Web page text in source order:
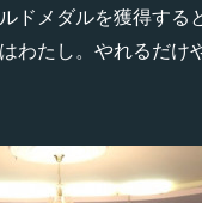
ドメダルを獲得す
わたし。やれるだ